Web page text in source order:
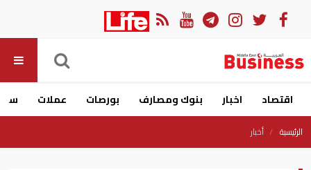
اقتصاد اخبار بنوك ومصارف بورصات عملات
الرئيسية أخبار